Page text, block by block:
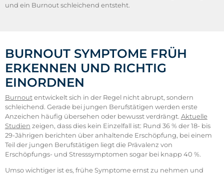
und ein Burnout schleichend entsteht.
BURNOUT SYMPTOME FRÜH
ERKENNEN UND RICHTIG
EINORDNEN
Burnoutentwickelt sich in der Regel nicht abrupt, sondern
schleichend. Gerade bei jungen Berufstätigen werden erste
Anzeichen häufig übersehen oder bewusst verdrängt. Aktuelle
Studien zeigen, dass dies kein Einzelfall ist: Rund 36 % der 18- bis
29-Jährigen berichten über anhaltende Erschöpfung, bei einem
Teil der jungen Berufstätigen liegt die Prävalenz von
Erschöpfungs- und Stresssymptomen sogar bei knapp 40 %.
Umso wichtiger ist es, frühe Symptome ernst zu nehmen und